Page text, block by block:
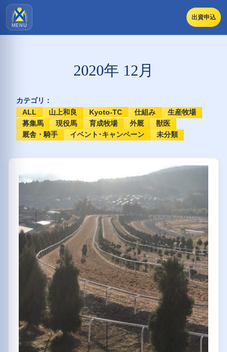
MENU
出資申込
2020年 12月
カテゴリ：
ALL
山上和良 Kyoto-TC 仕組み
生産牧場
募集馬
現役馬 育成牧場 外厩
獣医
厩舎・騎手
イベント･キャンペーン 未分類